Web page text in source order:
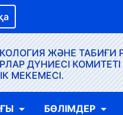
ЖӘНЕ ТАБИҒИ
ДҮНИЕСІ КОМИТЕТІ
МЕКЕМЕСІ.
БӨЛІМДЕР